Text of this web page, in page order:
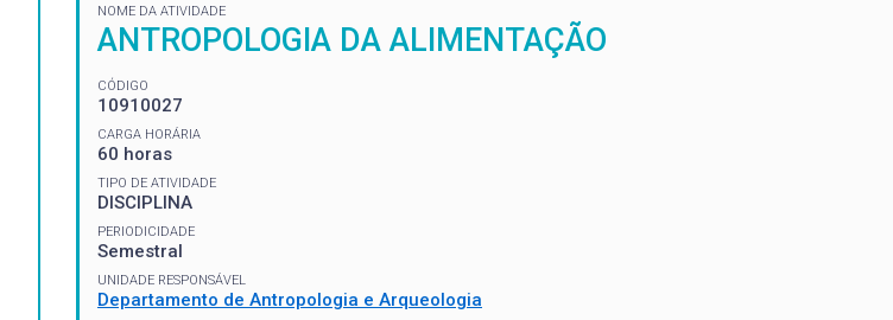
NOME DA ATIVIDADE
ANTROPOLOGIA DA ALIMENTAÇÃO
CÓDIGO
10910027
CARGA HORÁRIA
60 horas
TIPO DE ATIVIDADE
DISCIPLINA
PERIODICIDADE
Semestral
UNIDADE RESPONSÁVEL
Departamento de Antropologia e Arqueologia